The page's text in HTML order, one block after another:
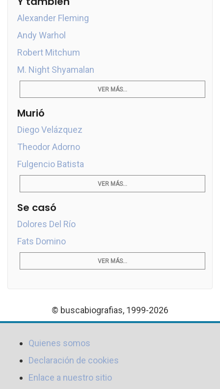
Alexander Fleming
Andy Warhol
Robert Mitchum
M. Night Shyamalan
VER MÁS...
Murió
Diego Velázquez
Theodor Adorno
Fulgencio Batista
VER MÁS...
Se casó
Dolores Del Río
Fats Domino
VER MÁS...
© buscabiografias, 1999-2026
Quienes somos
Declaración de cookies
Enlace a nuestro sitio